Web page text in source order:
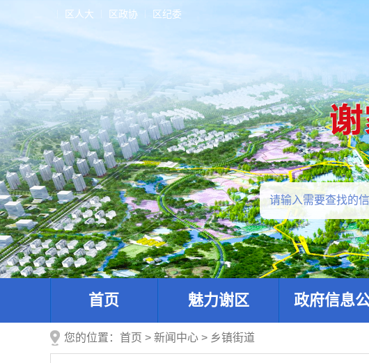
区人大 区政协 区纪委
首页 魅力谢区 政府信息
您的位置： 首页 > 新闻中心 > 乡镇街道